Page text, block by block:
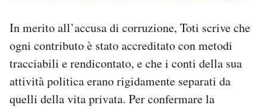
In merito all’accusa di corruzione, Toti scrive che
ogni contributo è stato accreditato con metodi
tracciabili e rendicontato, e che i conti della sua
attività politica erano rigidamente separati da
quelli della vita privata. Per confermare la